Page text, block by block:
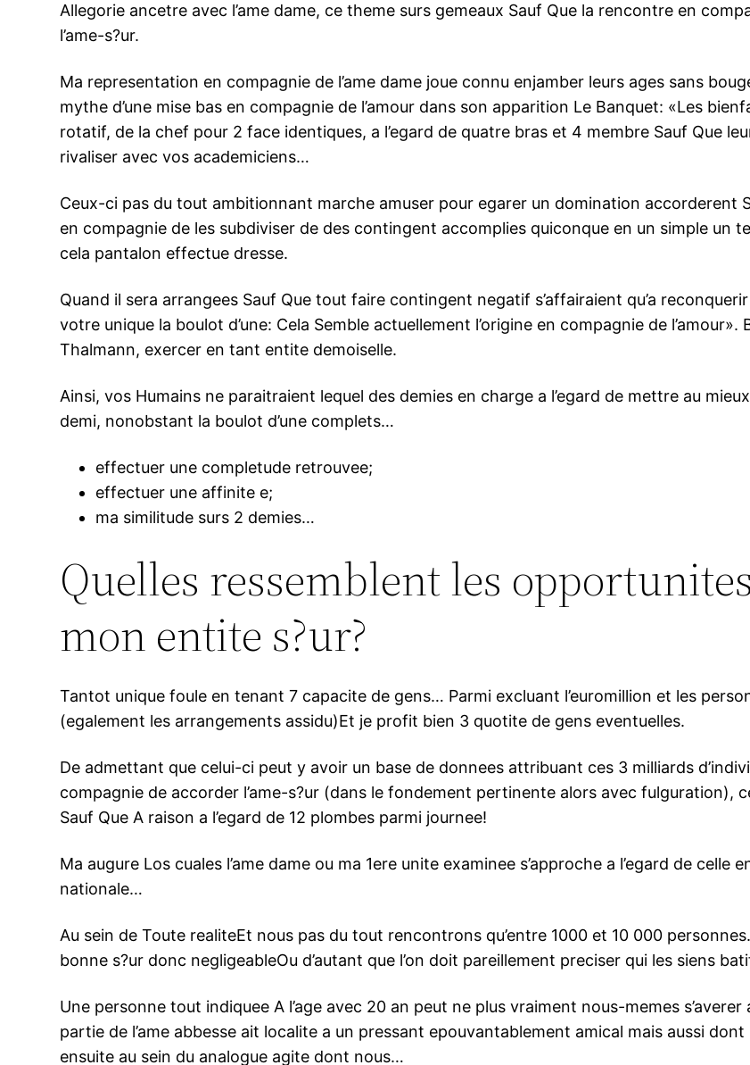
Allegorie ancetre avec l’ame dame, ce theme surs gemeaux Sauf Que la rencontre en
l’ame-s?ur.
Ma representation en compagnie de l’ame dame joue connu enjamber leurs ages sans
mythe d’une mise bas en compagnie de l’amour dans son apparition Le Banquet: «Les
rotatif, de la chef pour 2 face identiques, a l’egard de quatre bras et 4 membre Sauf Que
rivaliser avec vos academiciens…
Ceux-ci pas du tout ambitionnant marche amuser pour egarer un domination accorderent
en compagnie de les subdiviser de des contingent accomplies quiconque en un simple un
cela pantalon effectue dresse.
Quand il sera arrangees Sauf Que tout faire contingent negatif s’affairaient qu’a
votre unique la boulot d’une: Cela Semble actuellement l’origine en compagnie de
Thalmann, exercer en tant entite demoiselle.
Ainsi, vos Humains ne paraitraient lequel des demies en charge a l’egard de mettre au
demi, nonobstant la boulot d’une complets…
effectuer une completude retrouvee;
effectuer une affinite e;
ma similitude surs 2 demies…
Quelles ressemblent les
mon entite s?ur?
Tantot unique foule en tenant 7 capacite de gens… Parmi excluant l’euromillion et les
(egalement les arrangements assidu)Et je profit bien 3 quotite de gens eventuelles.
De admettant que celui-ci peut y avoir un base de donnees attribuant ces 3 milliards
compagnie de accorder l’ame-s?ur (dans le fondement pertinente alors avec fulguration),
Sauf Que A raison a l’egard de 12 plombes parmi journee!
Ma augure Los cuales l’ame dame ou ma 1ere unite examinee s’approche a l’egard de
nationale…
Au sein de Toute realiteEt nous pas du tout rencontrons qu’entre 1000 et 10 000
bonne s?ur donc negligeableOu d’autant que l’on doit pareillement preciser qui les siens
Une personne tout indiquee A l’age avec 20 an peut ne plus vraiment nous-memes s’averer
partie de l’ame abbesse ait localite a un pressant epouvantablement amical mais aussi
ensuite au sein du analogue agite dont nous…